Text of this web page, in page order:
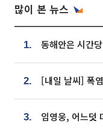
많이 본 뉴스
1.
2.
3.